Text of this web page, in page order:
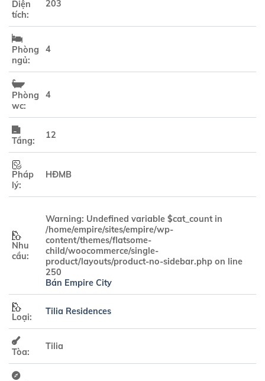
Diện
tích:
203
Phòng
ngủ:
4
Phòng
wc:
4
Tầng:
12
Pháp
lý:
HĐMB
Nhu
cầu:
Warning: Undefined variable $cat_count in
/home/empire/sites/empire/wp-
content/themes/flatsome-
child/woocommerce/single-
product/layouts/product-no-sidebar.php on line
250
Bán Empire City
Loại:
Tilia Residences
Tòa:
Tilia